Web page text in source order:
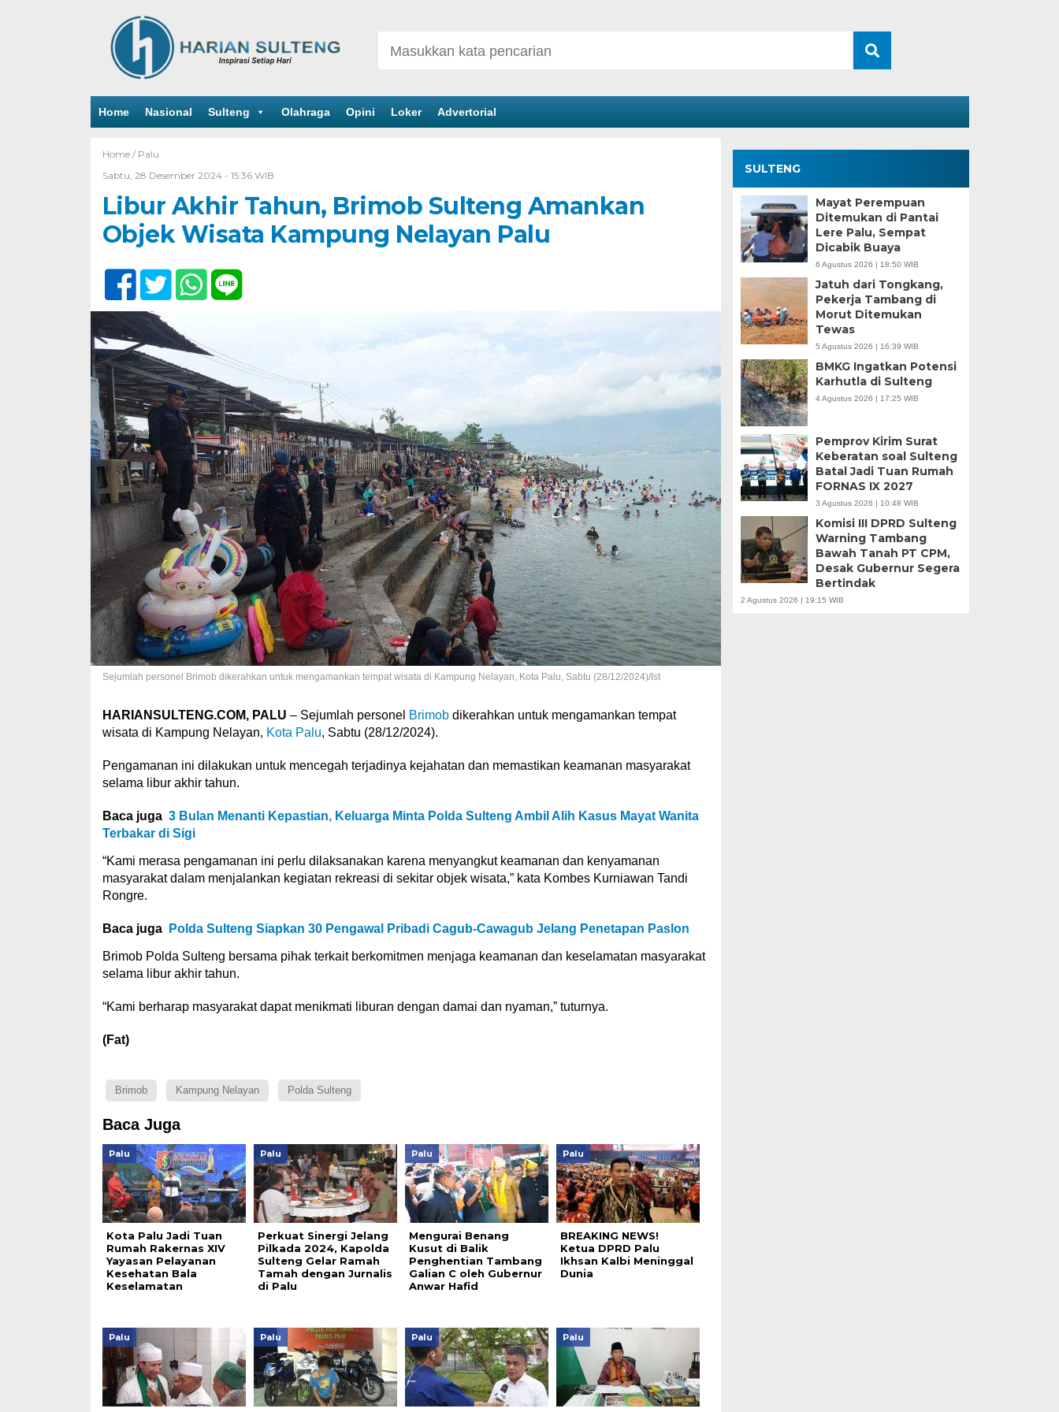
Home Nasional Sulteng Olahraga Opini Loker Advertorial
Home / Palu
Sabtu, 28 Desember 2024 - 15:36 WIB
Libur Akhir Tahun, Brimob Sulteng Amankan
Objek Wisata Kampung Nelayan Palu
Sejumlah personel Brimob dikerahkan untuk mengamankan tempat wisata di Kampung Nelayan, Kota Palu, Sabtu (28/12/2024)/Ist
HARIANSULTENG.COM, PALU – Sejumlah personel Brimobdikerahkan untuk mengamankan tempat
wisata di Kampung Nelayan, Kota Palu, Sabtu (28/12/2024).
Pengamanan ini dilakukan untuk mencegah terjadinya kejahatan dan memastikan keamanan masyarakat
selama libur akhir tahun.
Baca juga 3 Bulan Menanti Kepastian, Keluarga Minta Polda Sulteng Ambil Alih Kasus Mayat Wanita
Terbakar di Sigi
“Kami merasa pengamanan ini perlu dilaksanakan karena menyangkut keamanan dan kenyamanan
masyarakat dalam menjalankan kegiatan rekreasi di sekitar objek wisata,” kata Kombes Kurniawan Tandi
Rongre.
Baca juga Polda Sulteng Siapkan 30 Pengawal Pribadi Cagub-Cawagub Jelang Penetapan Paslon
Brimob Polda Sulteng bersama pihak terkait berkomitmen menjaga keamanan dan keselamatan masyarakat
selama libur akhir tahun.
“Kami berharap masyarakat dapat menikmati liburan dengan damai dan nyaman,” tuturnya.
(Fat)
Brimob Kampung Nelayan Polda Sulteng
Baca Juga
Palu
Kota Palu Jadi Tuan
Rumah Rakernas XIV
Yayasan Pelayanan
Kesehatan Bala
Keselamatan
Palu
Perkuat Sinergi Jelang
Pilkada 2024, Kapolda
Sulteng Gelar Ramah
Tamah dengan Jurnalis
di Palu
Palu
Mengurai Benang
Kusut di Balik
Penghentian Tambang
Galian C oleh Gubernur
Anwar Hafid
Palu
BREAKING NEWS!
Ketua DPRD Palu
Ikhsan Kalbi Meninggal
Dunia
Palu Palu Palu Palu
SULTENG
Mayat Perempuan
Ditemukan di Pantai
Lere Palu, Sempat
Dicabik Buaya
6 Agustus 2026 | 18:50 WIB
Jatuh dari Tongkang,
Pekerja Tambang di
Morut Ditemukan
Tewas
5 Agustus 2026 | 16:39 WIB
BMKG Ingatkan Potensi
Karhutla di Sulteng
4 Agustus 2026 | 17:25 WIB
Pemprov Kirim Surat
Keberatan soal Sulteng
Batal Jadi Tuan Rumah
FORNAS IX 2027
3 Agustus 2026 | 10:48 WIB
Komisi III DPRD Sulteng
Warning Tambang
Bawah Tanah PT CPM,
Desak Gubernur Segera
Bertindak
2 Agustus 2026 | 19:15 WIB